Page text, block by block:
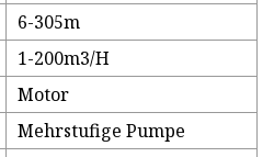
6-305m
1-200m3/H
Motor
Mehrstufige Pumpe